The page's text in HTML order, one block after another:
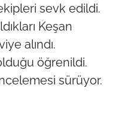
sevk edildi.
Keşan
alındı.
öğrenildi.
sürüyor.